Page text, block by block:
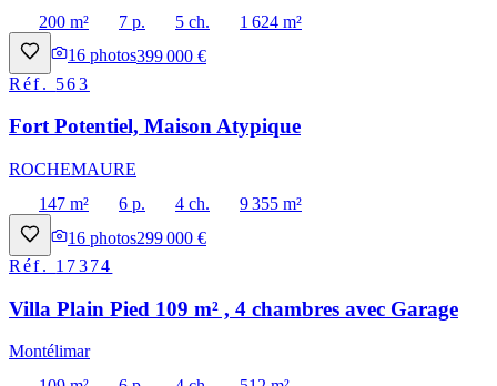
200 m²
7 p. 5 ch.
1 624 m²
16 photos399 000 €
Réf. 563
Fort Potentiel, Maison Atypique
ROCHEMAURE
147 m²
6 p. 4 ch.
9 355 m²
16 photos299 000 €
Réf. 17374
Villa Plain Pied 109 m² , 4 chambres avec Garage
Montélimar